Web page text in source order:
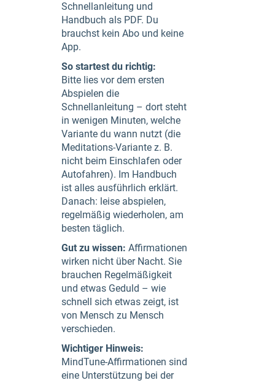
Schnellanleitung und
Handbuch als PDF. Du
brauchst kein Abo und keine
App.
So startest du richtig:
Bitte lies vor dem ersten
Abspielen die
Schnellanleitung – dort steht
in wenigen Minuten, welche
Variante du wann nutzt (die
Meditations-Variante z. B.
nicht beim Einschlafen oder
Autofahren). Im Handbuch
ist alles ausführlich erklärt.
Danach: leise abspielen,
regelmäßig wiederholen, am
besten täglich.
Gut zu wissen: Affirmationen
wirken nicht über Nacht. Sie
brauchen Regelmäßigkeit
und etwas Geduld – wie
schnell sich etwas zeigt, ist
von Mensch zu Mensch
verschieden.
Wichtiger Hinweis:
MindTune-Affirmationen sind
eine Unterstützung bei der